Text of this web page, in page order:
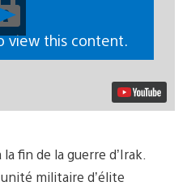
Lancer
la
vidéo
view this content.
fin de la guerre d’Irak.
militaire d’élite